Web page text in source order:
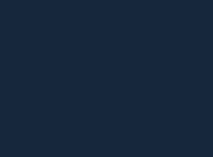
finestra)finestra)
una nuova finestra)